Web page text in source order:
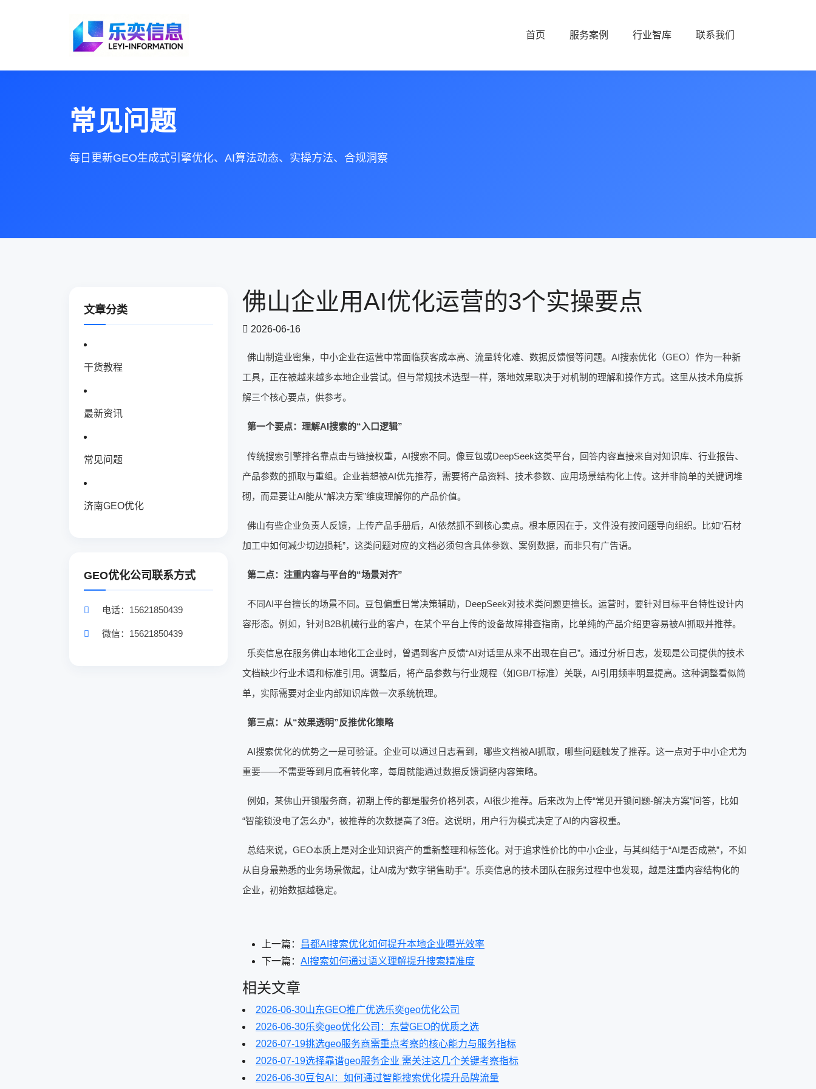
首页 服务案例 行业智库 联系我们
常见问题
每日更新GEO生成式引擎优化、AI算法动态、实操方法、合规洞察
文章分类
干货教程
最新资讯
常见问题
济南GEO优化
GEO优化公司联系方式
电话：15621850439
微信：15621850439
佛山企业用AI优化运营的3个实操要点
2026-06-16
佛山制造业密集，中小企业在运营中常面临获客成本高、流量转化难、数据反馈慢等问题。AI搜索优化（GEO）作为一种新
工具，正在被越来越多本地企业尝试。但与常规技术选型一样，落地效果取决于对机制的理解和操作方式。这里从技术角度拆
解三个核心要点，供参考。
第一个要点：理解AI搜索的“入口逻辑”
传统搜索引擎排名靠点击与链接权重，AI搜索不同。像豆包或DeepSeek这类平台，回答内容直接来自对知识库、行业报告、
产品参数的抓取与重组。企业若想被AI优先推荐，需要将产品资料、技术参数、应用场景结构化上传。这并非简单的关键词堆
砌，而是要让AI能从“解决方案”维度理解你的产品价值。
佛山有些企业负责人反馈，上传产品手册后，AI依然抓不到核心卖点。根本原因在于，文件没有按问题导向组织。比如“石材
加工中如何减少切边损耗”，这类问题对应的文档必须包含具体参数、案例数据，而非只有广告语。
第二点：注重内容与平台的“场景对齐”
不同AI平台擅长的场景不同。豆包偏重日常决策辅助，DeepSeek对技术类问题更擅长。运营时，要针对目标平台特性设计内
容形态。例如，针对B2B机械行业的客户，在某个平台上传的设备故障排查指南，比单纯的产品介绍更容易被AI抓取并推荐。
乐奕信息在服务佛山本地化工企业时，曾遇到客户反馈“AI对话里从来不出现在自己”。通过分析日志，发现是公司提供的技术
文档缺少行业术语和标准引用。调整后，将产品参数与行业规程（如GB/T标准）关联，AI引用频率明显提高。这种调整看似简
单，实际需要对企业内部知识库做一次系统梳理。
第三点：从“效果透明”反推优化策略
AI搜索优化的优势之一是可验证。企业可以通过日志看到，哪些文档被AI抓取，哪些问题触发了推荐。这一点对于中小企尤为
重要——不需要等到月底看转化率，每周就能通过数据反馈调整内容策略。
例如，某佛山开锁服务商，初期上传的都是服务价格列表，AI很少推荐。后来改为上传“常见开锁问题-解决方案”问答，比如
“智能锁没电了怎么办”，被推荐的次数提高了3倍。这说明，用户行为模式决定了AI的内容权重。
总结来说，GEO本质上是对企业知识资产的重新整理和标签化。对于追求性价比的中小企业，与其纠结于“AI是否成熟”，不如
从自身最熟悉的业务场景做起，让AI成为“数字销售助手”。乐奕信息的技术团队在服务过程中也发现，越是注重内容结构化的
企业，初始数据越稳定。
上一篇： 昌都AI搜索优化如何提升本地企业曝光效率
下一篇： AI搜索如何通过语义理解提升搜索精准度
相关文章
2026-06-30山东GEO推广优选乐奕geo优化公司
2026-06-30乐奕geo优化公司：东营GEO的优质之选
2026-07-19挑选geo服务商需重点考察的核心能力与服务指标
2026-07-19选择靠谱geo服务企业 需关注这几个关键考察指标
2026-06-30豆包AI：如何通过智能搜索优化提升品牌流量